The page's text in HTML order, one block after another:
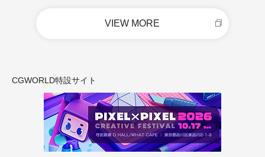
VIEW MORE
CGWORLD特設サイト